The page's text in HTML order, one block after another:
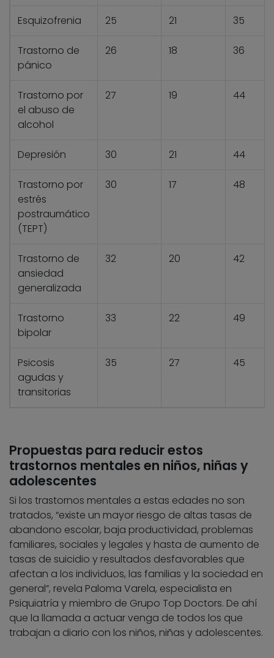
Esquizofrenia 25 21 35
Trastorno de
pánico
26 18 36
Trastorno por
el abuso de
alcohol
27 19 44
Depresión 30 21 44
Trastorno por
estrés
postraumático
(TEPT)
30 17 48
Trastorno de
ansiedad
generalizada
32 20 42
Trastorno
bipolar
33 22 49
Psicosis
agudas y
transitorias
35 27 45
Propuestas para reducir estos
trastornos mentales en niños, niñas y
adolescentes
Si los trastornos mentales a estas edades no son
tratados, “existe un mayor riesgo de altas tasas de
abandono escolar, baja productividad, problemas
familiares, sociales y legales y hasta de aumento de
tasas de suicidio y resultados desfavorables que
afectan a los individuos, las familias y la sociedad en
general”, revela Paloma Varela, especialista en
Psiquiatría y miembro de Grupo Top Doctors. De ahí
que la llamada a actuar venga de todos los que
trabajan a diario con los niños, niñas y adolescentes.